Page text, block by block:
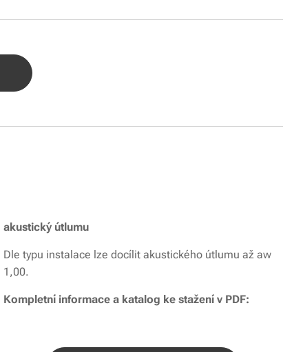
akustický útlumu
Dle typu instalace lze docílit akustického útlumu až aw
1,00.
Kompletní informace a katalog ke stažení v PDF: